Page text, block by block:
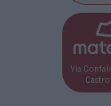
Via